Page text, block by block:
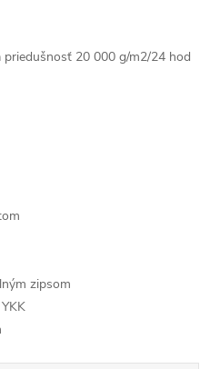
20 000 g/m2/24 hod
zipsom